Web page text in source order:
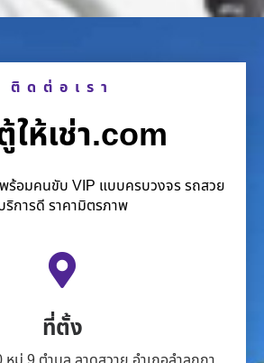
ติดต่อเรา
ให้เช่า.com
พร้อมคนขับ VIP แบบครบวงจร รถสวย
ริการดี ราคามิตรภาพ
ที่ตั้ง